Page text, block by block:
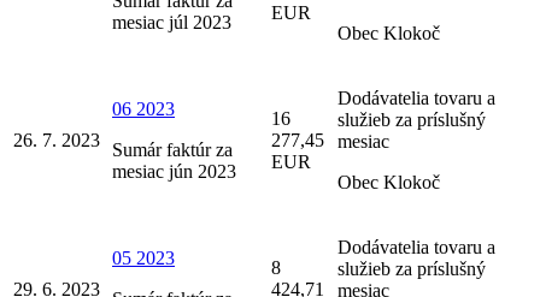
mesiac júl 2023
EUR
Obec Klokoč
26. 7. 2023
06 2023
Sumár faktúr za
mesiac jún 2023
16
277,45
EUR
Dodávatelia tovaru a
služieb za príslušný
mesiac
Obec Klokoč
29. 6. 2023
05 2023
8
424,71
Dodávatelia tovaru a
služieb za príslušný
mesiac